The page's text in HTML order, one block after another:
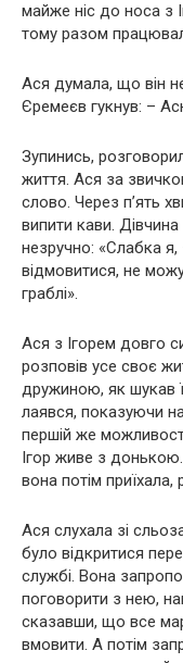
майже ніс до носа з
тому разом
Ася думала, що він не
Єремеєв гукнув: –
Зупинись,
життя. Ася за
слово. Через п’ять
випити кави.
незручно: «Слабка
відмовитися, не
граблі».
Ася з Ігорем довго
розповів усе своє
дружиною, як шукав
лаявся, показуючи
першій же
Ігор живе з
вона потім приїхала,
Ася слухала зі
було відкритися
службі. Вона
поговорити з нею,
сказавши, що все
вмовити. А потім